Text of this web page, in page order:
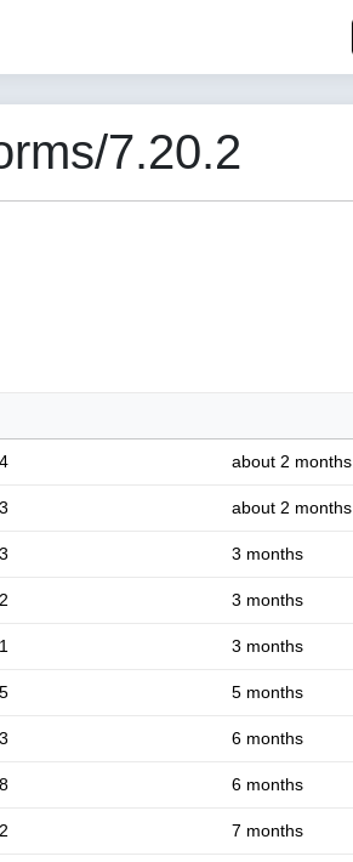
7.20.2
about 2 months
about 2 months
3 months
3 months
3 months
5 months
6 months
6 months
7 months